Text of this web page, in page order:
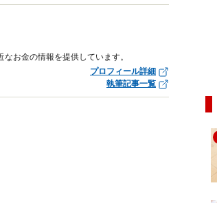
お金の情報を提供しています。
プロフィール詳細
執筆記事一覧